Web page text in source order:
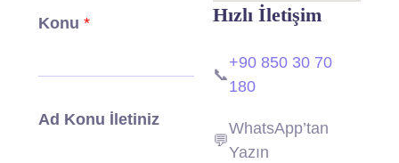
Konu*
Ad Konu İletiniz
Hızlı İletişim
📞
+90 850 30 70
180
💬
WhatsApp’tan
Yazın